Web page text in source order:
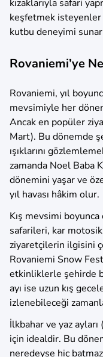
kızaklarıyla safari
keşfetmek isteyenler
kutbu deneyimi
Rovaniemi’ye
Rovaniemi, yıl
mevsimiyle her
Ancak en popüler
Mart). Bu dönemde
ışıklarını
zamanda Noel Baba
dönemini yaşar ve
yıl havası hâkim olur.
Kış mevsimi
safarileri, kar
ziyaretçilerin ilgisini
Rovaniemi Snow
etkinliklerle şehirde
ayı ise uzun kış
izlenebileceği
İlkbahar ve yaz
için idealdir. Bu
neredeyse hiç batmaz